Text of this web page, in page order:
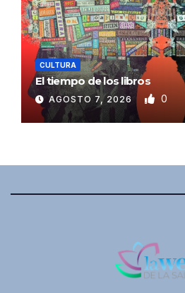
CULTURA
El tiempo de los libros
AGOSTO 7, 2026 0